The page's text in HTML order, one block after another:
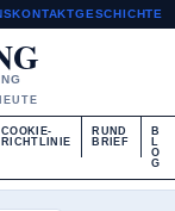
KONTAKTGESCHICHTE
COOKIE-
RICHTLINIE
RUND
BRIEF
B
L
O
G